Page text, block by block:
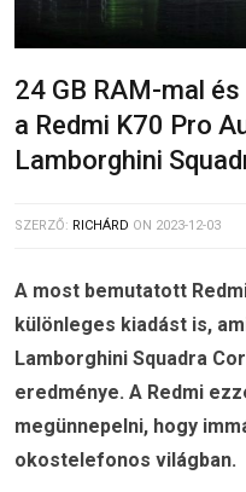
24 GB RAM-mal
a Redmi K70 Pro
Lamborghini
SZERZŐ: RICHÁRD ON 2023-12-03
A most bemutatott
különleges kiadást is,
Lamborghini Squadra
eredménye. A Redmi
megünnepelni, hogy
okostelefonos világban.